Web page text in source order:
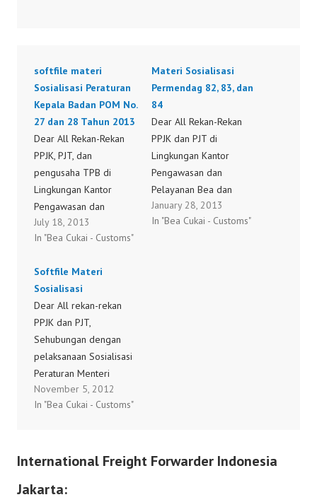
softfile materi
Sosialisasi Peraturan
Kepala Badan POM No.
27 dan 28 Tahun 2013
Dear All Rekan-Rekan
PPJK, PJT, dan
pengusaha TPB di
Lingkungan Kantor
Pengawasan dan
Pelayanan Bea dan
Cukai Tipe Madya
Sehubungan dengan
penyelenggaraan
Sosialisasi Peraturan
Kepala Badan POM No.
27 dan 28 Tahun 2013
pada tanggal 17 Juli
2013 di Aula Gedung A
Lantai II Kantor
Pengawasan dan
July 18, 2013
In "Bea Cukai - Customs"
Materi Sosialisasi
Permendag 82, 83, dan
84
Dear All Rekan-Rekan
PPJK dan PJT di
Lingkungan Kantor
Pengawasan dan
Pelayanan Bea dan
Cukai Tipe Madya
Pabean Seokarno-Hatta,
Cukai…
January 28, 2013
In "Bea Cukai - Customs"
Softfile Materi
Sosialisasi
Dear All rekan-rekan
PPJK dan PJT,
Sehubungan dengan
pelaksanaan Sosialisasi
Peraturan Menteri
Keuangan nomor
76/PMK.011/2012
Keuangan nomor
tentang Pembebasan
November 5, 2012
In "Bea Cukai - Customs"
International Freight Forwarder Indonesia
Jakarta: